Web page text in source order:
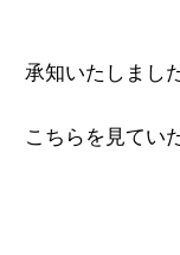
承知いたしました
こちらを見てい